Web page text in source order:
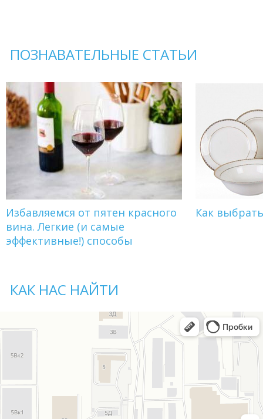
ПОЗНАВАТЕЛЬНЫЕ СТАТЬИ
Избавляемся от пятен красного
вина. Легкие (и самые
эффективные!) способы
Как
КАК НАС НАЙТИ